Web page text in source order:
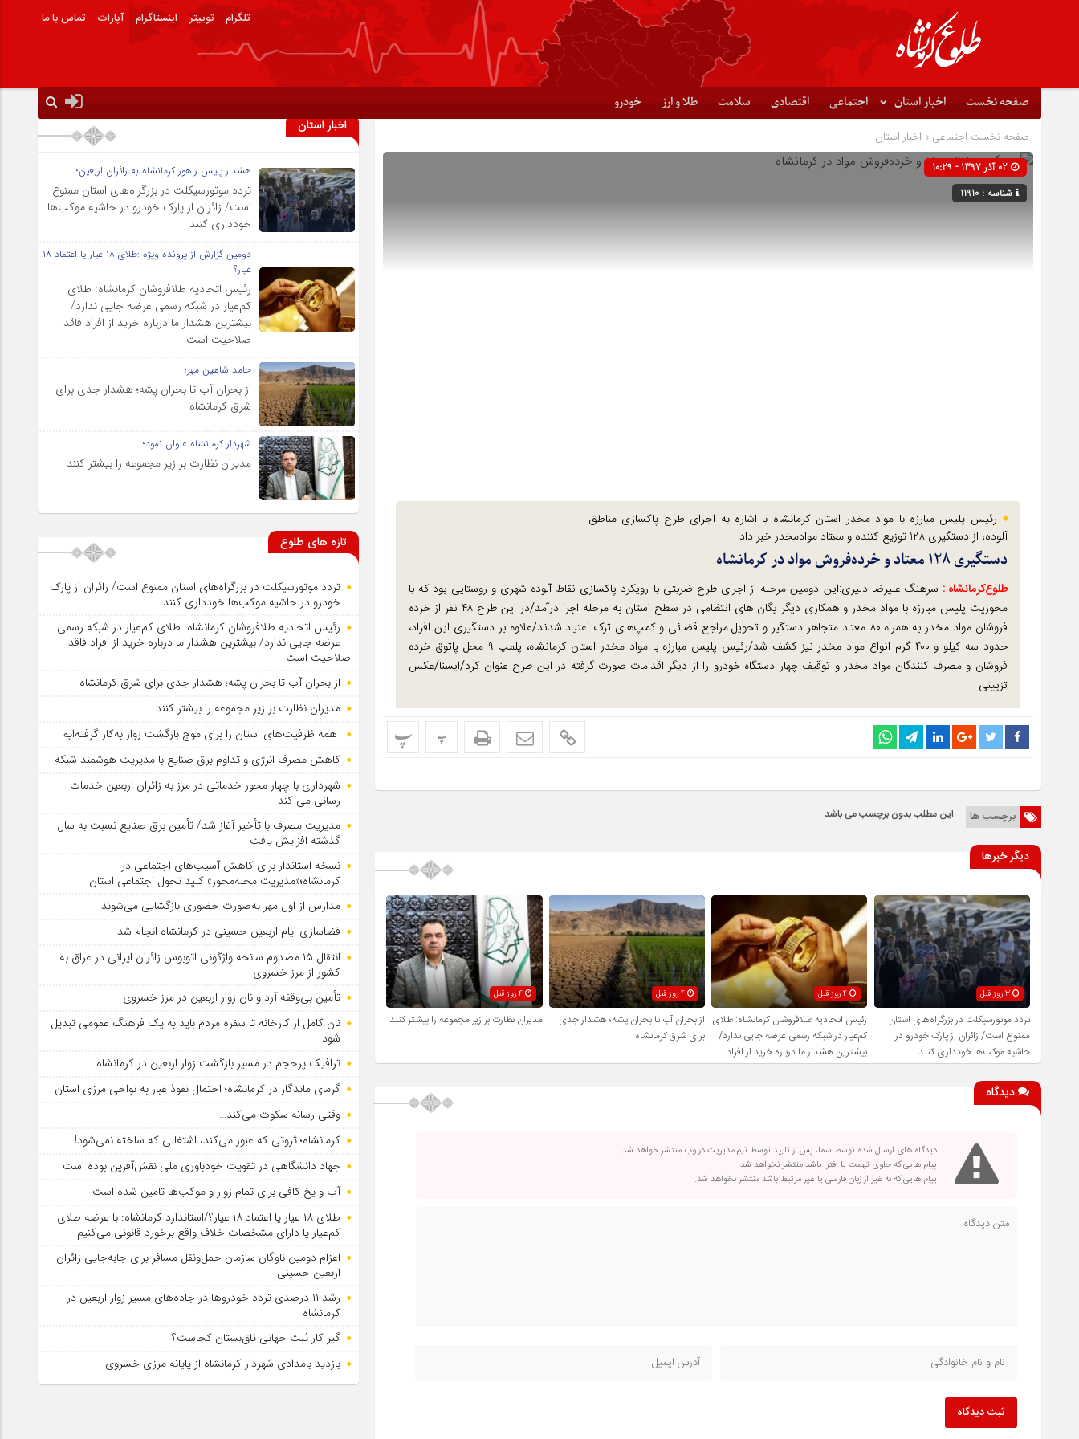
تلگرام توییتر اینستاگرام آپارات تماس با ما
صفحه نخست اخبار استان اجتماعی اقتصادی سلامت طلا و ارز خودرو
صفحه نخست اجتماعی » اخبار استان
شناسه : 11910
رئیس پلیس مبارزه با مواد مخدر استان کرمانشاه با اشاره به اجرای طرح پاکسازی مناطق
آلوده، از دستگیری 128 توزیع کننده و معتاد موادمخدر خبر داد
دستگیری ۱۲۸ معتاد و خرده‌فروش مواد در کرمانشاه
طلوع‌‌کرمانشاه : سرهنگ علیرضا دلیری:این دومین مرحله از اجرای طرح ضربتی با رویکرد پاکسازی نقاط آلوده شهری و روستایی بود که با
محوریت پلیس مبارزه با مواد مخدر و همکاری دیگر یگان های انتظامی در سطح استان به مرحله اجرا درآمد/در این طرح ۴۸ نفر از خرده
فروشان مواد مخدر به همراه ۸۰ معتاد متجاهر دستگیر و تحویل مراجع قضائی و کمپ‌های ترک اعتیاد شدند/علاوه بر دستگیری این افراد،
حدود سه کیلو و ۴۰۰ گرم انواع مواد مخدر نیز کشف شد/رئیس پلیس مبارزه با مواد مخدر استان کرمانشاه، پلمپ ۹ محل پاتوق خرده
فروشان و مصرف کنندگان مواد مخدر و توقیف چهار دستگاه خودرو را از دیگر اقدامات صورت گرفته در این طرح عنوان کرد/ایسنا/عکس
تزیینی
پ پ
برچسب ها این مطلب بدون برچسب می باشد.
دیگر خبرها
3 روز قبل
تردد موتورسیکلت در بزرگراه‌های استان
ممنوع است/ زائران از پارک خودرو در
حاشیه موکب‌ها خودداری کنند
4 روز قبل
رئیس اتحادیه طلافروشان کرمانشاه: طلای
کم‌عیار در شبکه رسمی عرضه جایی ندارد/
بیشترین هشدار ما درباره خرید از افراد
فاقد صلاحیت است
4 روز قبل
از بحران آب تا بحران پشه؛ هشدار جدی
برای شرق کرمانشاه
4 روز قبل
مدیران نظارت بر زیر مجموعه را بیشتر کنند
دیدگاه
دیدگاه های ارسال شده توسط شما، پس از تایید توسط تیم مدیریت در وب منتشر خواهد شد.
پیام هایی که حاوی تهمت یا افترا باشد منتشر نخواهد شد.
پیام هایی که به غیر از زبان فارسی یا غیر مرتبط باشد منتشر نخواهد شد.
ثبت دیدگاه
اخبار استان
هشدار پلیس راهور کرمانشاه به زائران اربعین؛
تردد موتورسیکلت در بزرگراه‌های استان ممنوع
است/ زائران از پارک خودرو در حاشیه موکب‌ها
خودداری کنند
دومین گزارش از پرونده ویژه :طلای ۱۸ عیار یا اعتماد ۱۸
عیار؟
رئیس اتحادیه طلافروشان کرمانشاه: طلای
کم‌عیار در شبکه رسمی عرضه جایی ندارد/
بیشترین هشدار ما درباره خرید از افراد فاقد
صلاحیت است
حامد شاهین مهر؛
از بحران آب تا بحران پشه؛ هشدار جدی برای
شرق کرمانشاه
شهردار کرمانشاه عنوان نمود؛
مدیران نظارت بر زیر مجموعه را بیشتر کنند
تازه های طلوع
تردد موتورسیکلت در بزرگراه‌های استان ممنوع است/ زائران از پارک
خودرو در حاشیه موکب‌ها خودداری کنند
رئیس اتحادیه طلافروشان کرمانشاه: طلای کم‌عیار در شبکه رسمی
عرضه جایی ندارد/ بیشترین هشدار ما درباره خرید از افراد فاقد
صلاحیت است
از بحران آب تا بحران پشه؛ هشدار جدی برای شرق کرمانشاه
مدیران نظارت بر زیر مجموعه را بیشتر کنند
همه ظرفیت‌های استان را برای موج بازگشت زوار به‌کار گرفته‌ایم
کاهش مصرف انرژی و تداوم برق صنایع با مدیریت هوشمند شبکه
شهرداری با چهار محور خدماتی در مرز به زائران اربعین خدمات
رسانی می کند
مدیریت مصرف با تأخیر آغاز شد/ تأمین برق صنایع نسبت به سال
گذشته افزایش یافت
نسخه استاندار برای کاهش آسیب‌های اجتماعی در
کرمانشاه؛«مدیریت محله‌محور» کلید تحول اجتماعی استان
مدارس از اول مهر به‌صورت حضوری بازگشایی می‌شوند
فضاسازی ایام اربعین حسینی در کرمانشاه انجام شد
انتقال ۱۵ مصدوم سانحه واژگونی اتوبوس زائران ایرانی در عراق به
کشور از مرز خسروی
تأمین بی‌وقفه آرد و نان زوار اربعین در مرز خسروی
نان کامل از کارخانه تا سفره مردم باید به یک فرهنگ عمومی تبدیل
شود
ترافیک پرحجم در مسیر بازگشت زوار اربعین در کرمانشاه
گرمای ماندگار در کرمانشاه؛ احتمال نفوذ غبار به نواحی مرزی استان
وقتی رسانه سکوت می‌کند…
کرمانشاه؛ ثروتی که عبور می‌کند، اشتغالی که ساخته نمی‌شود!
جهاد دانشگاهی در تقویت خودباوری ملی نقش‌آفرین بوده است
آب و یخ کافی برای تمام زوار و موکب‌ها تامین شده است
طلای ۱۸ عیار یا اعتماد ۱۸ عیار؟/استاندارد کرمانشاه: با عرضه طلای
کم‌عیار یا دارای مشخصات خلاف واقع برخورد قانونی می‌کنیم
اعزام دومین ناوگان سازمان حمل‌ونقل مسافر برای جابه‌جایی زائران
اربعین حسینی
رشد ۱۱ درصدی تردد خودروها در جاده‌های مسیر زوار اربعین در
کرمانشاه
گیر کار ثبت جهانی تاق‌بستان کجاست؟
بازدید بامدادی شهردار کرمانشاه از پایانه مرزی خسروی